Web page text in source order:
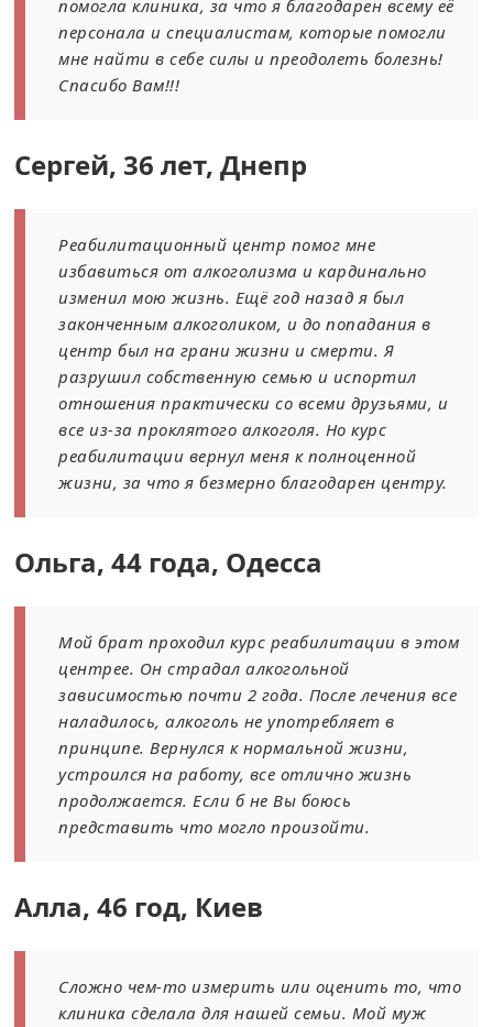
помогла клиника, за что я благодарен всему её
персонала и специалистам, которые помогли
мне найти в себе силы и преодолеть болезнь!
Спасибо Вам!!!
Сергей, 36 лет, Днепр
Реабилитационный центр помог мне
избавиться от алкоголизма и кардинально
изменил мою жизнь. Ещё год назад я был
законченным алкоголиком, и до попадания в
центр был на грани жизни и смерти. Я
разрушил собственную семью и испортил
отношения практически со всеми друзьями, и
все из-за проклятого алкоголя. Но курс
реабилитации вернул меня к полноценной
жизни, за что я безмерно благодарен центру.
Ольга, 44 года, Одесса
Мой брат проходил курс реабилитации в этом
центрее. Он страдал алкогольной
зависимостью почти 2 года. После лечения все
наладилось, алкоголь не употребляет в
принципе. Вернулся к нормальной жизни,
устроился на работу, все отлично жизнь
продолжается. Если б не Вы боюсь
представить что могло произойти.
Аллa, 46 год, Киев
Сложно чем-то измерить или оценить то, что
клиника сделала для нашей семьи. Мой муж